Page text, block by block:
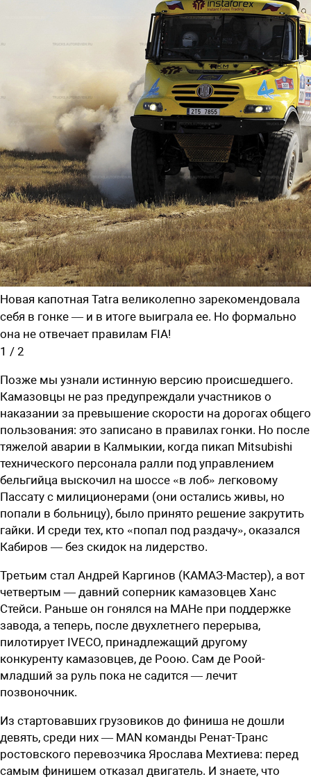
Новая капотная Tatra великолепно зарекомендовала
себя в гонке — и в итоге выиграла ее. Но формально
она не отвечает правилам FIA!
1 / 2
Позже мы узнали истинную версию происшедшего.
Камазовцы не раз предупреждали участников о
наказании за превышение скорости на дорогах общего
пользования: это записано в правилах гонки. Но после
тяжелой аварии в Калмыкии, когда пикап Mitsubishi
технического персонала ралли под управлением
бельгийца выскочил на шоссе «в лоб» легковому
Пассату с милиционерами (они остались живы, но
попали в больницу), было принято решение закрутить
гайки. И среди тех, кто «попал под раздачу», оказался
Кабиров — без скидок на лидерство.
Третьим стал Андрей Каргинов (КАМАЗ-Мастер), а вот
четвертым — давний соперник камазовцев Ханс
Стейси. Раньше он гонялся на МАНе при поддержке
завода, а теперь, после двухлетнего перерыва,
пилотирует IVECO, принадлежащий другому
конкуренту камазовцев, де Роою. Сам де Роой-
младший за руль пока не садится — лечит
позвоночник.
Из стартовавших грузовиков до финиша не дошли
девять, среди них — MAN команды Ренат-Транс
ростовского перевозчика Ярослава Мехтиева: перед
самым финишем отказал двигатель. И знаете, что